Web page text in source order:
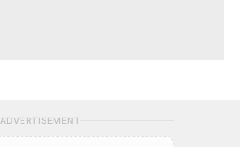
ADVERTISEMENT